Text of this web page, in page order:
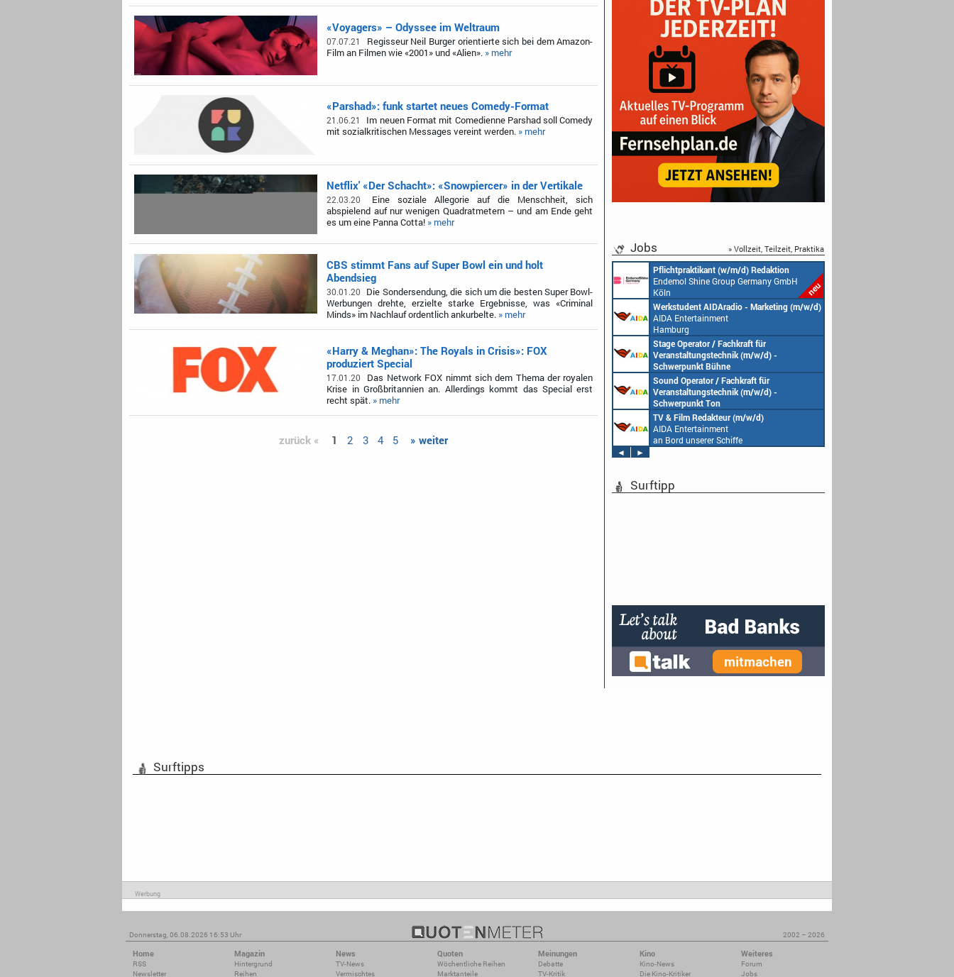
«Voyagers» – Odyssee im Weltraum
07.07.21
Regisseur Neil Burger orientierte sich bei dem Amazon-
Film an Filmen wie «2001» und «Alien». » mehr
«Parshad»: funk startet neues Comedy-Format
21.06.21
Im neuen Format mit Comedienne Parshad soll Comedy
mit sozialkritischen Messages vereint werden. » mehr
Netflix' «Der Schacht»: «Snowpiercer» in der Vertikale
22.03.20
Eine soziale Allegorie auf die Menschheit, sich
abspielend auf nur wenigen Quadratmetern – und am Ende geht
es um eine Panna Cotta! » mehr
CBS stimmt Fans auf Super Bowl ein und holt
Abendsieg
30.01.20
Die Sondersendung, die sich um die besten Super Bowl-
Werbungen drehte, erzielte starke Ergebnisse, was «Criminal
Minds» im Nachlauf ordentlich ankurbelte. » mehr
«Harry & Meghan»: The Royals in Crisis»: FOX
produziert Special
17.01.20
Das Network FOX nimmt sich dem Thema der royalen
Krise in Großbritannien an. Allerdings kommt das Special erst
recht spät. » mehr
zurück « 1 2 3 4 5 » weiter
Jobs » Vollzeit, Teilzeit, Praktika
Pflichtpraktikant (w/m/d) Redaktion
Endemol Shine Group Germany GmbH
Köln
Werkstudent AIDAradio - Marketing (m/w/d)
AIDA Entertainment
Hamburg
Stage Operator / Fachkraft für
Veranstaltungstechnik (m/w/d) -
Schwerpunkt Bühne
AIDA Entertainment
an Bord unserer Schiffe
Sound Operator / Fachkraft für
Veranstaltungstechnik (m/w/d) -
Schwerpunkt Ton
AIDA Entertainment
an Bord unserer Schiffe
TV & Film Redakteur (m/w/d)
AIDA Entertainment
an Bord unserer Schiffe
◄
►
Surftipp
Surftipps
Werbung
Donnerstag, 06.08.2026 16:53 Uhr 2002 – 2026
Home
RSS
Newsletter
Magazin
Hintergrund
Reihen
News
TV-News
Vermischtes
Quoten
Wöchentliche Reihen
Marktanteile
Meinungen
Debatte
TV-Kritik
Kino
Kino-News
Die Kino-Kritiker
Weiteres
Forum
Jobs